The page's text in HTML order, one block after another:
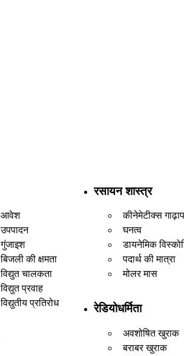
आवेश
उपपादन
गुंजाइश
बिजली की क्षमता
विद्युत चालकता
विद्युत प्रवाह
विद्युतीय प्रतिरोध
रसायन शास्त्र
कीनेमेटीक्स
घनत्व
डायनेमिक
पदार्थ की मात्रा
मोलर मास
रेडियोधर्मिता
अवशोषित खुराक
बराबर खुराक